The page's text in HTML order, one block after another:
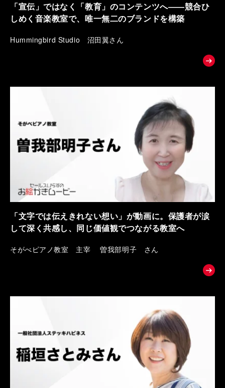
「宣伝」ではなく「教育」のコンテンツへ――競合ひ
しめく音楽教室で、唯一無二のブランドを構築
Hummingbird Studio 沼田翼さん
「文字では伝えきれない想い」が動画に。保護者が涙
して深く共感し、同じ価値観でつながる教室へ
そがべピアノ教室 主宰 曽我部明子 さん